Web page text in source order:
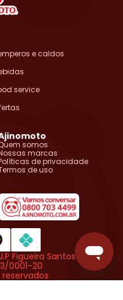
e caldos
service
somos
marcas
de privacidade
de uso
Figueira Santos Ltda
0001-20